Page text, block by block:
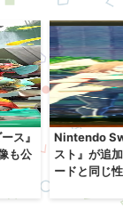
ス』
も公
Nintendo
スト』が追
ードと同じ